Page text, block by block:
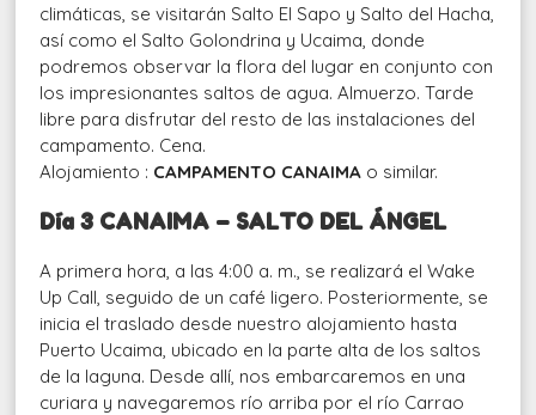
climáticas, se visitarán Salto El Sapo y Salto del Hacha,
así como el Salto Golondrina y Ucaima, donde
podremos observar la flora del lugar en conjunto con
los impresionantes saltos de agua. Almuerzo. Tarde
libre para disfrutar del resto de las instalaciones del
campamento. Cena.
Alojamiento : CAMPAMENTO CANAIMA o similar.
Día 3 CANAIMA – SALTO DEL ÁNGEL
A primera hora, a las 4:00 a. m., se realizará el Wake
Up Call, seguido de un café ligero. Posteriormente, se
inicia el traslado desde nuestro alojamiento hasta
Puerto Ucaima, ubicado en la parte alta de los saltos
de la laguna. Desde allí, nos embarcaremos en una
curiara y navegaremos río arriba por el río Carrao